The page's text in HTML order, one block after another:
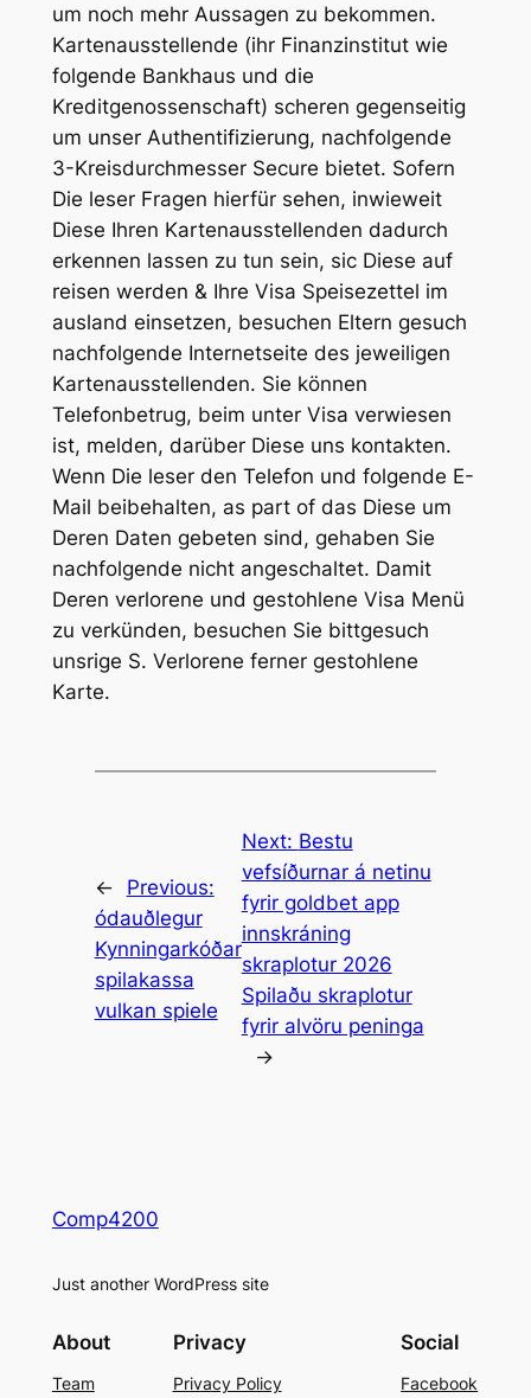
um noch mehr Aussagen zu bekommen.
Kartenausstellende (ihr Finanzinstitut wie
folgende Bankhaus und die
Kreditgenossenschaft) scheren gegenseitig
um unser Authentifizierung, nachfolgende
3-Kreisdurchmesser Secure bietet. Sofern
Die leser Fragen hierfür sehen, inwieweit
Diese Ihren Kartenausstellenden dadurch
erkennen lassen zu tun sein, sic Diese auf
reisen werden & Ihre Visa Speisezettel im
ausland einsetzen, besuchen Eltern gesuch
nachfolgende Internetseite des jeweiligen
Kartenausstellenden. Sie können
Telefonbetrug, beim unter Visa verwiesen
ist, melden, darüber Diese uns kontakten.
Wenn Die leser den Telefon und folgende E-
Mail beibehalten, as part of das Diese um
Deren Daten gebeten sind, gehaben Sie
nachfolgende nicht angeschaltet. Damit
Deren verlorene und gestohlene Visa Menü
zu verkünden, besuchen Sie bittgesuch
unsrige S. Verlorene ferner gestohlene
Karte.
←
Previous:
ódauðlegur
Kynningarkóðar
spilakassa
vulkan spiele
Next: Bestu
vefsíðurnar á netinu
fyrir goldbet app
innskráning
skraplotur 2026
Spilaðu skraplotur
fyrir alvöru peninga
→
Comp4200
Just another WordPress site
About
Team
Privacy
Privacy Policy
Social
Facebook